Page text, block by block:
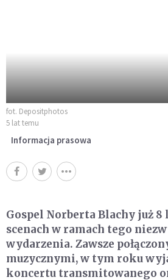
fot. Depositphotos
5 lat temu
Informacja prasowa
Gospel Norberta Blachy już 8
scenach w ramach tego
wydarzenia. Zawsze
muzycznymi, w tym roku
koncertu transmitowanego